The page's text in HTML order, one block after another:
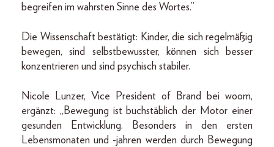
begreifen im wahrsten Sinne des Wortes.”
Die Wissenschaft bestätigt: Kinder, die sich regelmäßig
bewegen, sind selbstbewusster, können sich besser
konzentrieren und sind psychisch stabiler.
Nicole Lunzer, Vice President of Brand bei woom,
ergänzt: „Bewegung ist buchstäblich der Motor einer
gesunden Entwicklung. Besonders in den ersten
Lebensmonaten und -jahren werden durch Bewegung